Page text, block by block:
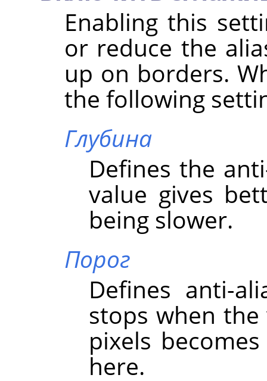
Enabling this
or reduce the
up on borders.
the following
Глубина
Defines the
value gives
being slower.
Порог
Defines anti-
stops when
pixels
here.